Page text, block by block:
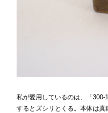
私が愛用しているのは、「
するとズシリとくる。本体は